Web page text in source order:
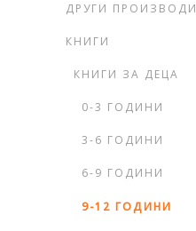
ДРУГИ ПРОИЗВОДИ
КНИГИ
КНИГИ ЗА ДЕЦА
0-3 ГОДИНИ
3-6 ГОДИНИ
6-9 ГОДИНИ
9-12 ГОДИНИ